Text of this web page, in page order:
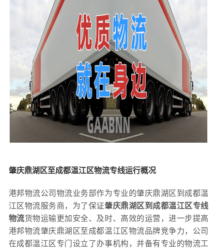
肇庆鼎湖区至成都温江区物流专线运行概况
港邦物流公司物流业务部作为专业的肇庆鼎湖区到成都温
江区物流服务商，为了保证肇庆鼎湖区到成都温江区专线
物流货物运输更加安全、及时、高效的运营，进一步提高
港邦物流肇庆鼎湖区至成都温江区物流品牌竞争力，公司
在成都温江区专门设立了办事机构，并备有专业的物流工